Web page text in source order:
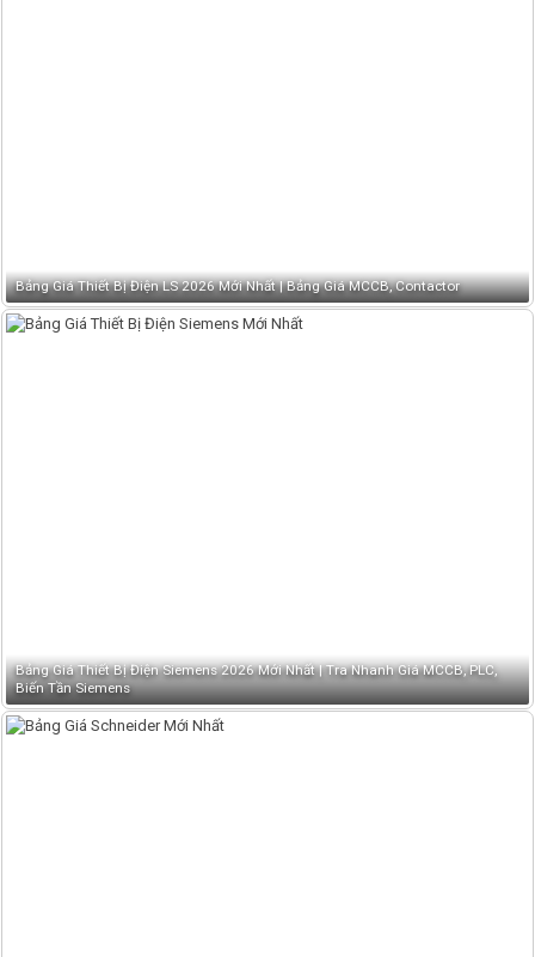
Bảng Giá Thiết Bị Điện LS 2026 Mới Nhất | Bảng Giá MCCB, Contactor
Bảng Giá Thiết Bị Điện Siemens 2026 Mới Nhất | Tra Nhanh Giá MCCB, PLC,
Biến Tần Siemens